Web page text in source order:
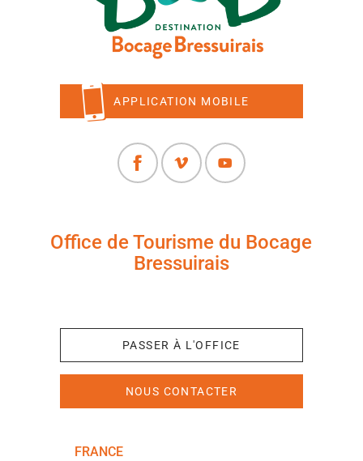
APPLICATION MOBILE
Office de Tourisme du Bocage
Bressuirais
PASSER À L'OFFICE
NOUS CONTACTER
FRANCE